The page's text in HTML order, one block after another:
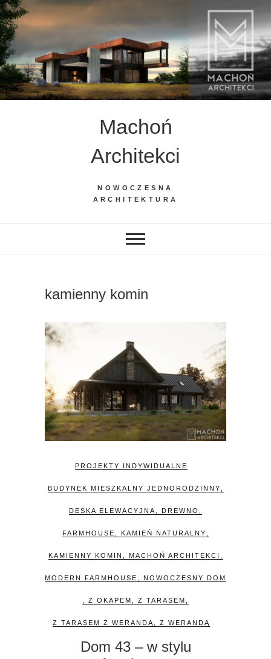
Skip
to
content
Machoń
Architekci
NOWOCZESNA
ARCHITEKTURA
kamienny komin
PROJEKTY INDYWIDUALNE
BUDYNEK MIESZKALNY JEDNORODZINNY
DESKA ELEWACYJNA DREWNO
FARMHOUSE KAMIEŃ NATURALNY
KAMIENNY KOMIN MACHOŃ ARCHITEKCI
MODERN FARMHOUSE NOWOCZESNY DOM
Z OKAPEM Z TARASEM
Z TARASEM Z WERANDĄ Z WERANDĄ
Dom 43 – w stylu